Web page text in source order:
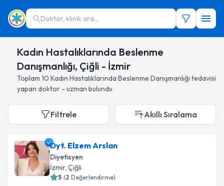
Doktor, klinik ara...
Kadın Hastalıklarında Beslenme
Danışmanlığı, Çiğli - İzmir
Toplam 10 Kadın Hastalıklarında Beslenme Danışmanlığı tedavisi
yapan doktor - uzman bulundu
Filtrele Akıllı Sıralama
Dyt. Elzem Arslan
Diyetisyen
İzmir, Çiğli
5 (2 Değerlendirme)